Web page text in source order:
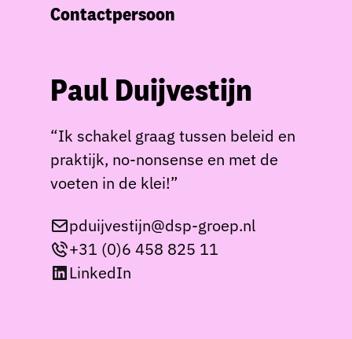
Contactpersoon
Paul Duijvestijn
“Ik schakel graag tussen beleid en
praktijk, no-nonsense en met de
voeten in de klei!”
pduijvestijn@dsp-groep.nl
+31 (0)6 458 825 11
LinkedIn